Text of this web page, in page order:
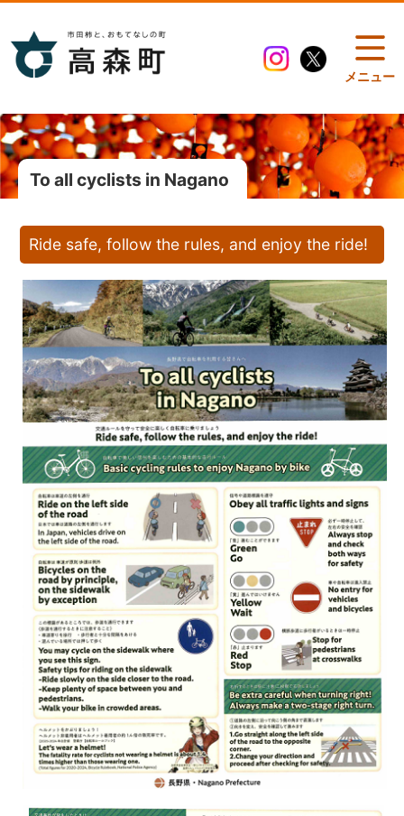
メニュー
To all cyclists in Nagano
Ride safe, follow the rules, and enjoy the ride!